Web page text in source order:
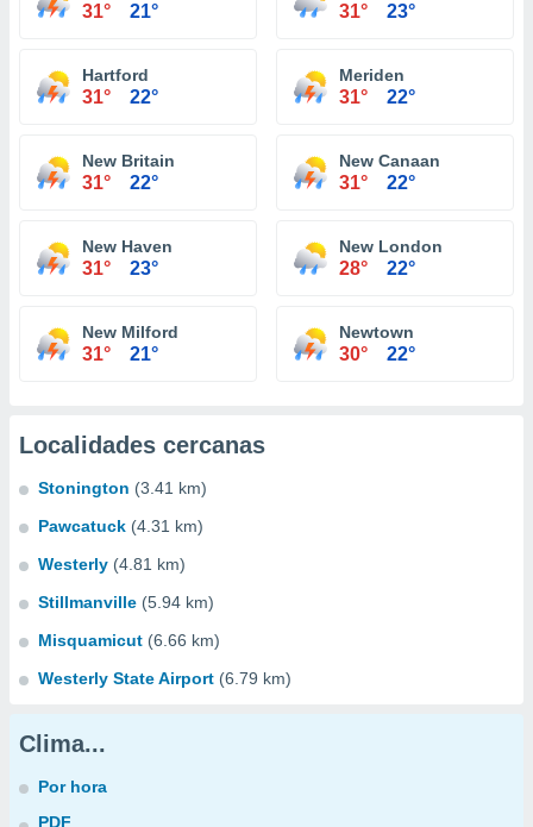
31° 21° 31° 23°
Hartford
31° 22°
Meriden
31° 22°
New Britain
31° 22°
New Canaan
31° 22°
New Haven
31° 23°
New London
28° 22°
New Milford
31° 21°
Newtown
30° 22°
Localidades cercanas
Stonington (3.41 km)
Pawcatuck (4.31 km)
Westerly (4.81 km)
Stillmanville (5.94 km)
Misquamicut (6.66 km)
Westerly State Airport (6.79 km)
Clima...
Por hora
PDF